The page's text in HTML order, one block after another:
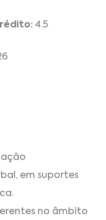
4.5
em suportes
no âmbito